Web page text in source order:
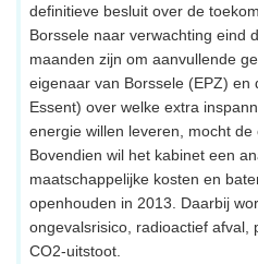
definitieve besluit over de
Borssele naar verwachting eind
maanden zijn om aanvullende
eigenaar van Borssele (EPZ) en
Essent) over welke extra
energie willen leveren, mocht de
Bovendien wil het kabinet een
maatschappelijke kosten en
openhouden in 2013. Daarbij
ongevalsrisico, radioactief afval,
CO2-uitstoot.